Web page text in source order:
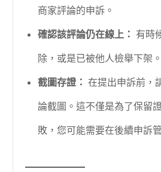
商家評論的申訴。
確認該評論仍在線上： 有時
除，或是已被他人檢舉下架
截圖存證： 在提出申訴前，
論截圖。這不僅是為了保留
敗，您可能需要在後續申訴